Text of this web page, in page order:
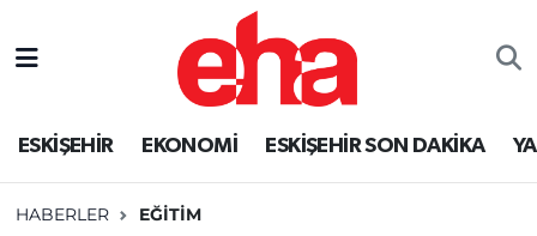
ESKİŞEHİR EKONOMİ ESKİŞEHİR SON DAKİKA
HABERLER EĞİTİM